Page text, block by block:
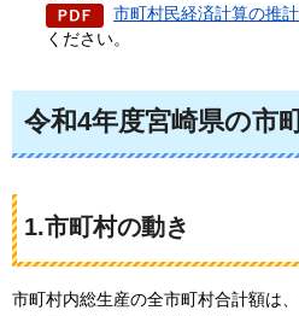
市町村民経済計算の推
ください。
令和4年度宮崎県の市
1.市町村の動き
市町村内総生産の全市町村合計額は